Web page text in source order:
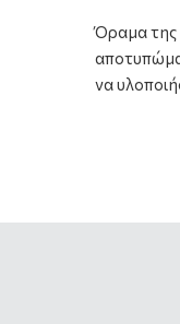
Όραμα της
να